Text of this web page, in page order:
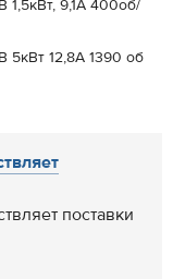
1,5кВт, 9,1А 400об/
5кВт 12,8А 1390 об
поставки